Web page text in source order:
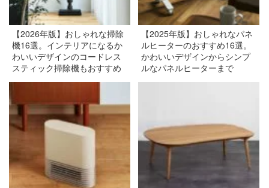
【2026年版】おしゃれな掃除
機16選。インテリアになるか
わいいデザインのコードレス
スティック掃除機もおすすめ
【2025年版】おしゃれなパネ
ルヒーターのおすすめ16選。
かわいいデザインからシンプ
ルなパネルヒーターまで